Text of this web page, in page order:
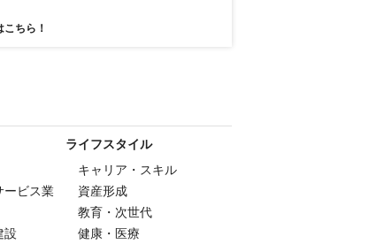
ちら！
ービス業
設
ライフスタイル
キャリア・スキル
資産形成
教育・次世代
健康・医療